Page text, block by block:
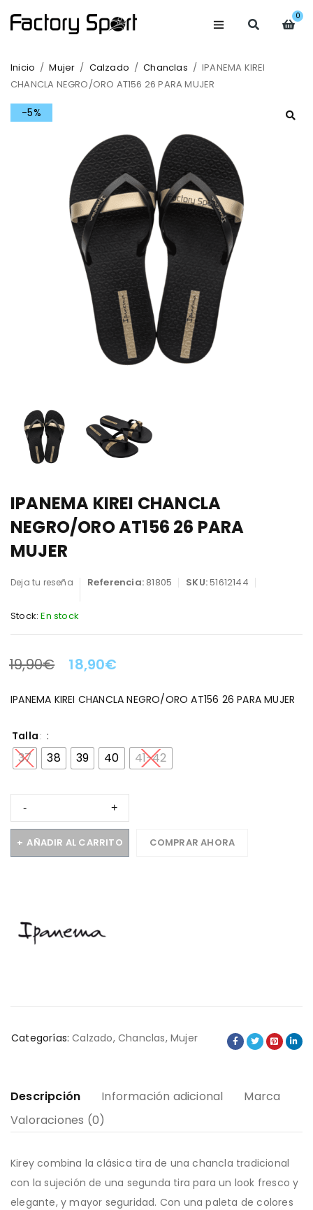
0
Inicio / Mujer / Calzado / Chanclas / IPANEMA KIREI
CHANCLA NEGRO/ORO AT156 26 PARA MUJER
-5%
IPANEMA KIREI CHANCLA
NEGRO/ORO AT156 26 PARA
MUJER
Deja tu reseña Referencia: 81805 SKU:51612144
Stock: En stock
LA OFERTA TERMINA EN:
19,90€ 18,90€
IPANEMA KIREI CHANCLA NEGRO/ORO AT156 26 PARA MUJER
Talla
37 38 39 40 41-42
AÑADIR AL CARRITO COMPRAR AHORA
Categorías: Calzado,Chanclas,Mujer
Descripción Información adicional
Marca
Valoraciones (0)
Kirey combina la clásica tira de una chancla tradicional
con la sujeción de una segunda tira para un look fresco y
elegante, y mayor seguridad. Con una paleta de colores